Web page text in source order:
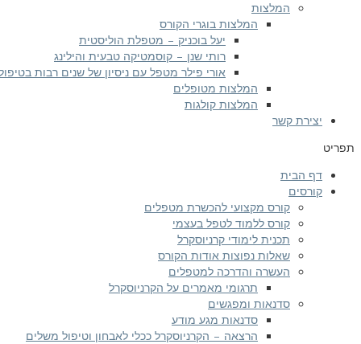
המלצות
המלצות בוגרי הקורס
יעל בוכניק – מטפלת הוליסטית
רותי שנן – קוסמטיקה טבעית והילינג
אורי פילר מטפל עם ניסיון של שנים רבות
המלצות מטופלים
המלצות קולגות
יצירת קשר
תפריט
דף הבית
קורסים
קורס מקצועי להכשרת מטפלים
קורס ללמוד לטפל בעצמי
תכנית לימודי קרניוסקרל
שאלות נפוצות אודות הקורס
העשרה והדרכה למטפלים
תרגומי מאמרים על הקרניוסקרל
סדנאות ומפגשים
סדנאות מגע מודע
הרצאה – הקרניוסקרל ככלי לאבחון וטיפול משלים